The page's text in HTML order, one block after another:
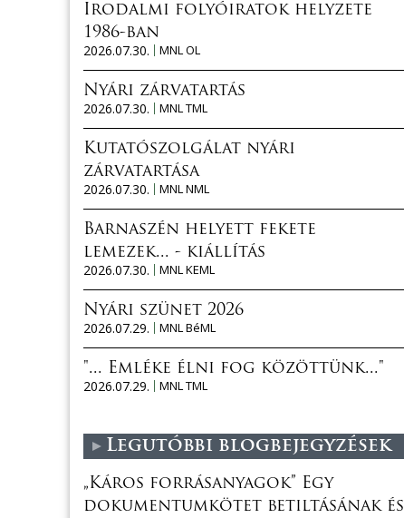
Irodalmi folyóiratok helyzete
1986-ban
2026.07.30.
MNL OL
Nyári zárvatartás
2026.07.30.
MNL TML
Kutatószolgálat nyári
zárvatartása
2026.07.30.
MNL NML
Barnaszén helyett fekete
lemezek... - kiállítás
2026.07.30.
MNL KEML
Nyári szünet 2026
2026.07.29.
MNL BéML
"... Emléke élni fog közöttünk..."
2026.07.29.
MNL TML
Legutóbbi blogbejegyzések
„Káros forrásanyagok” Egy
dokumentumkötet betiltásának és